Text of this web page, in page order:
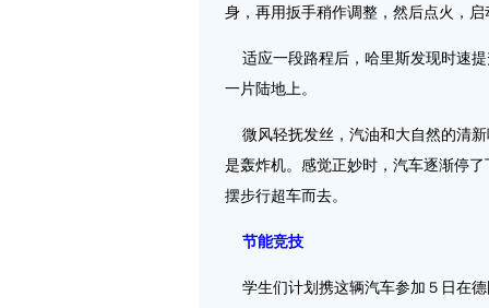
身，再用扳手稍作调整，然后点火，启
适应一段路程后，哈里斯发现时速
一片陆地上。
微风轻抚发丝，汽油和大自然的清
是轰炸机。感觉正妙时，汽车逐渐停
摆步行超车而去。
节能竞技
学生们计划携这辆汽车参加５日在